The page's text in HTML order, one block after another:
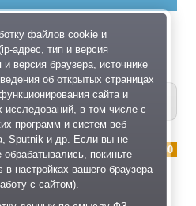
хозяйство
Найти
20 000
файлов cookieи
адрес, тип и версия
версия браузера, источнике
об открытых страницах
сайта и
исследований, в том числе с
программ и систем веб-
Sputnik и др. Если вы не
покиньте
настройках вашего браузера
с сайтом).